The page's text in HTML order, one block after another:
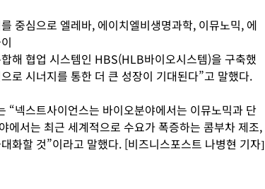
중심으로 엘레바, 에이치엘비생명과학, 이뮤노믹, 에
해 협업 시스템인 HBS(HLB바이오시스템)을 구축했
로 시너지를 통한 더 큰 성장이 기대된다”고 말했다.
“넥스트사이언스는 바이오분야에서는 이뮤노믹과 단
에서는 최근 세계적으로 수요가 폭증하는 콤부차 제조,
화할 것”이라고 말했다. [비즈니스포스트 나병현 기자]